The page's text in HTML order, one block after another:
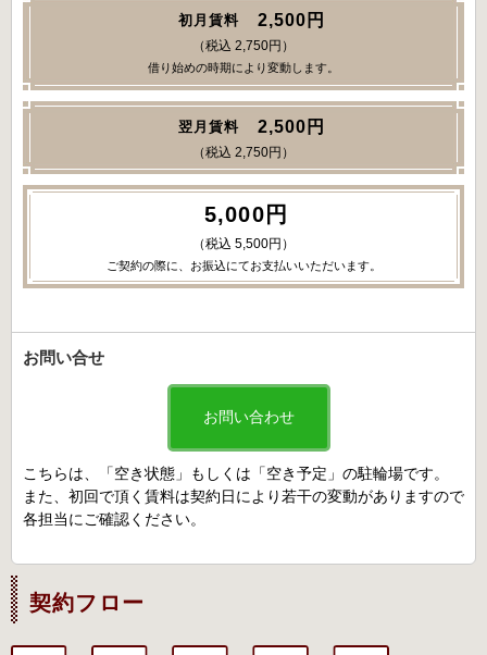
初月賃料 2,500円
（税込 2,750円）
借り始めの時期により変動します。
翌月賃料 2,500円
（税込 2,750円）
5,000円
（税込 5,500円）
ご契約の際に、お振込にてお支払いいただいます。
お問い合せ
お問い合わせ
こちらは、「空き状態」もしくは「空き予定」の駐輪場です。
また、初回で頂く賃料は契約日により若干の変動がありますので
各担当にご確認ください。
契約フロー